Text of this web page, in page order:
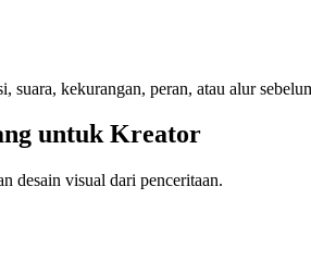
kekurangan, peran, atau alur
untuk Kreator
desain visual dari penceritaan.